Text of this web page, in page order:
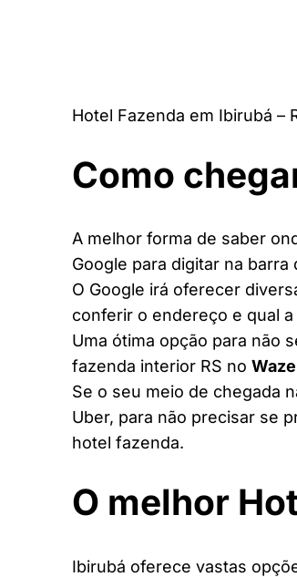
Hotel Fazenda em Ibirubá –
Como
A melhor forma de saber
Google para digitar na barra
O Google irá oferecer
conferir o endereço e qual
Uma ótima opção para não
fazenda interior RS no
Se o seu meio de chegada
Uber, para não precisar se
hotel fazenda.
O melhor
Ibirubá oferece vastas